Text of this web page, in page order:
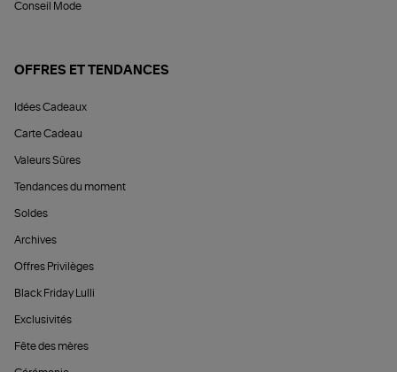
Conseil Mode
OFFRES ET TENDANCES
Idées Cadeaux
Carte Cadeau
Valeurs Sûres
Tendances du moment
Soldes
Archives
Offres Privilèges
Black Friday Lulli
Exclusivités
Fête des mères